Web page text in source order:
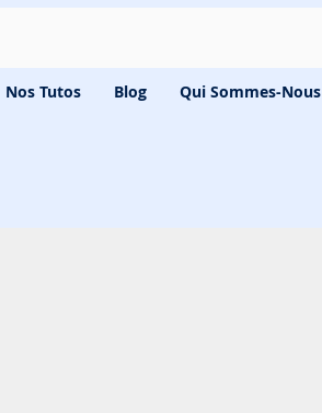
Nos Tutos Blog Qui Sommes-Nous